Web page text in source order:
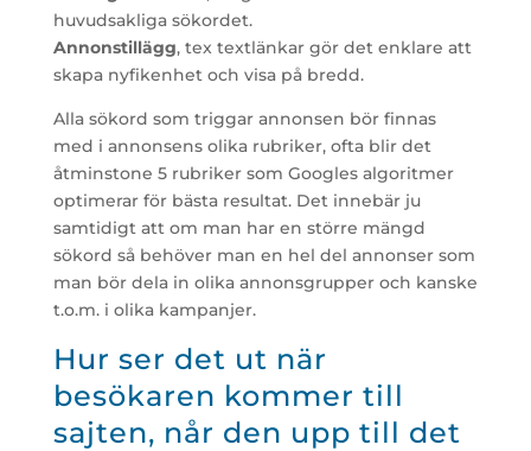
huvudsakliga sökordet.
Annonstillägg, tex textlänkar gör det enklare att
skapa nyfikenhet och visa på bredd.
Alla sökord som triggar annonsen bör finnas
med i annonsens olika rubriker, ofta blir det
åtminstone 5 rubriker som Googles algoritmer
optimerar för bästa resultat. Det innebär ju
samtidigt att om man har en större mängd
sökord så behöver man en hel del annonser som
man bör dela in olika annonsgrupper och kanske
t.o.m. i olika kampanjer.
Hur ser det ut när
besökaren kommer till
sajten, når den upp till det